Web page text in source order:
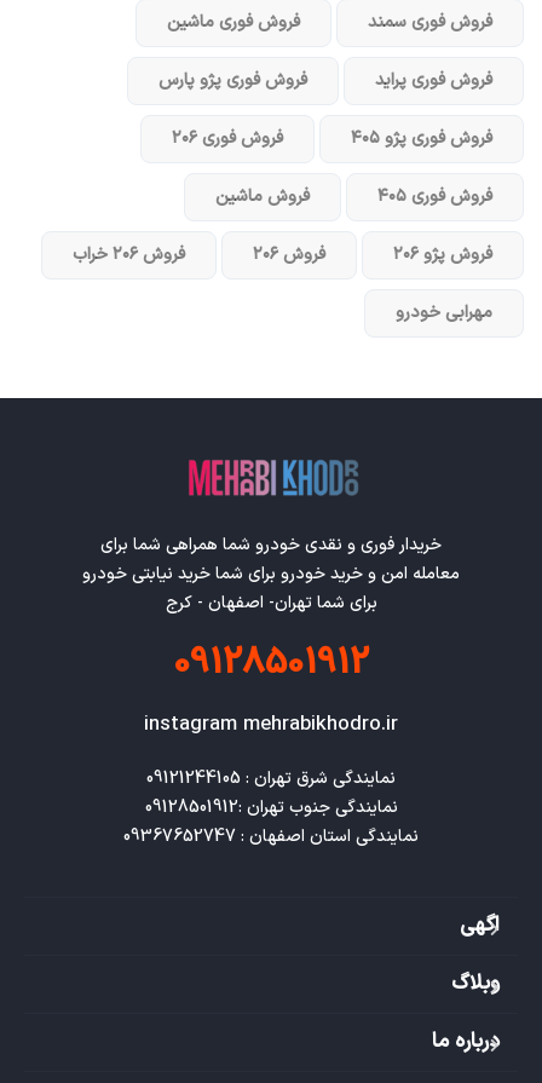
فروش فوری سمند فروش فوری ماشین
فروش فوری پراید فروش فوری پژو پارس
فروش فوری پژو ۴۰۵ فروش فوری ۲۰۶
فروش فوری ۴۰۵ فروش ماشین
فروش پژو ۲۰۶ فروش ۲۰۶ فروش ۲۰۶ خراب
مهرابی خودرو
خریدار فوری و نقدی خودرو شما همراهی شما برای
معامله امن و خرید خودرو برای شما خرید نیابتی خودرو
برای شما تهران- اصفهان - کرج
09128501912
instagram mehrabikhodro.ir
نمایندگی استان اصفهان : 09367652747
اگهی
وبلاگ
درباره ما